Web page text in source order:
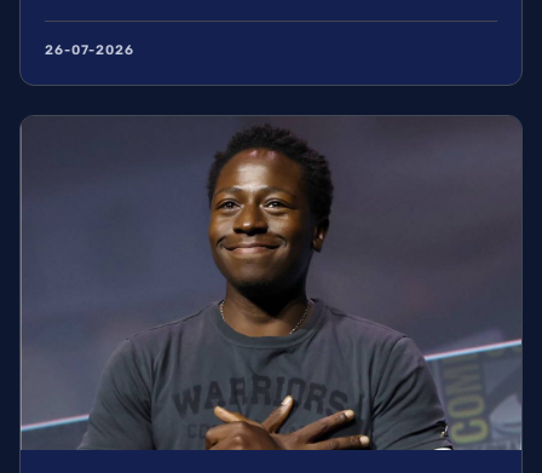
alvast enorm naar uit om de Spirit of Vengeance
eindelijk in het MCU te zien schitteren. Lees hier
26-07-2026